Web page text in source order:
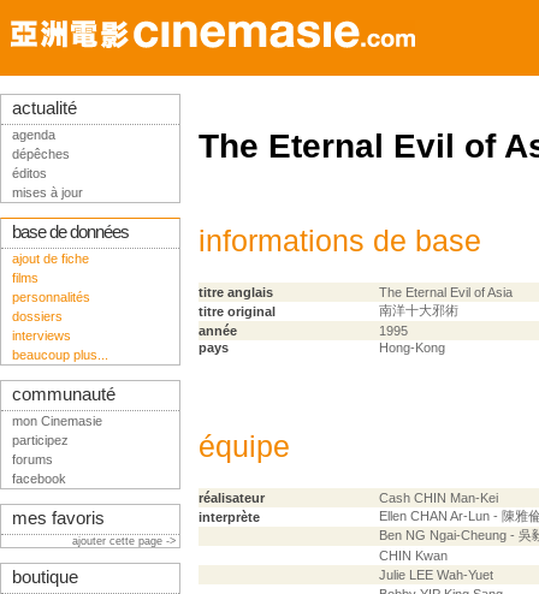
The Eternal Evil of
informations de base
titre anglais
The Eternal Evil of Asia
titre original
南洋十大邪術
année
1995
pays
Hong-Kong
équipe
réalisateur
Cash CHIN Man-Kei
interprète
Ellen CHAN Ar-Lun - 陳雅
Ben NG Ngai-Cheung - 吳
CHIN Kwan
Julie LEE Wah-Yuet
actualité
agenda
dépêches
éditos
mises à jour
base de données
ajout de fiche
films
personnalités
dossiers
interviews
beaucoup plus...
communauté
mon Cinemasie
participez
forums
facebook
mes favoris
ajouter cette page ->
boutique